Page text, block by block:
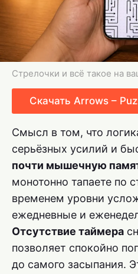
Стрелочки и всё такое на
Скачать Arrows –
Смысл в том, что
серьёзных усилий и
почти мышечную
монотонно тапаете по
временем уровни
ежедневные и
Отсутствие таймера
позволяет спокойно
до самого засыпания.